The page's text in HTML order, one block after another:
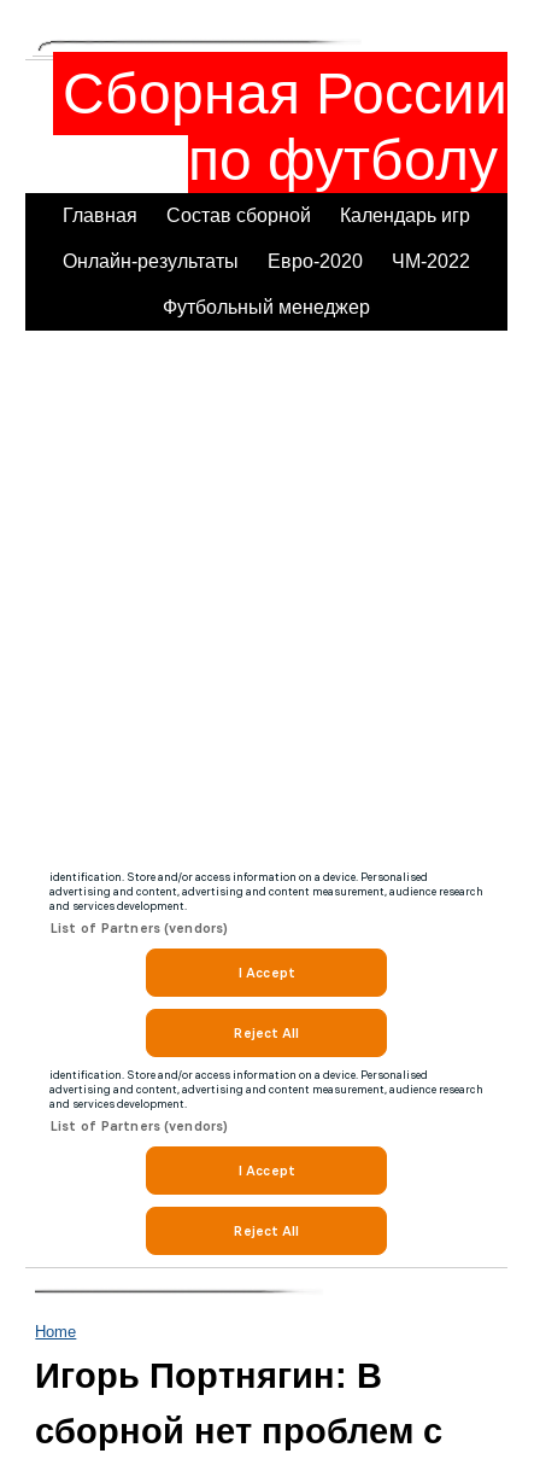
Сборная России
по футболу
Главная Состав сборной Календарь игр
Онлайн-результаты Евро-2020 ЧМ-2022
Футбольный менеджер
Home
Игорь Портнягин: В
сборной нет проблем с